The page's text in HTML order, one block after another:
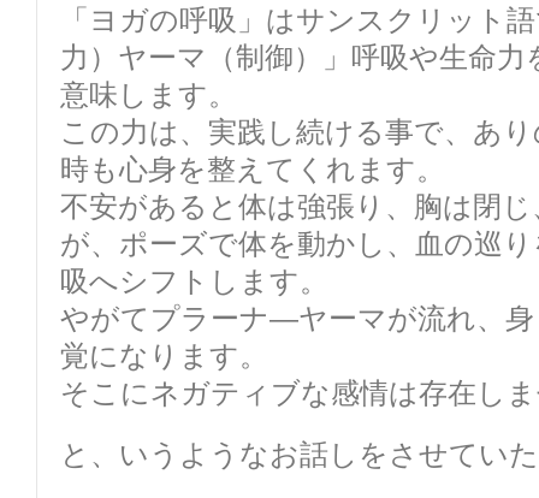
「ヨガの呼吸」はサンスクリット
力）ヤーマ（制御）」呼吸や生命
意味します。
この力は、実践し続ける事で、あ
時も心身を整えてくれます。
不安があると体は強張り、胸は閉
が、ポーズで体を動かし、血の巡
吸へシフトします。
やがてプラーナ―ヤーマが流れ、
覚になります。
そこにネガティブな感情は存在し
と、いうようなお話しをさせてい